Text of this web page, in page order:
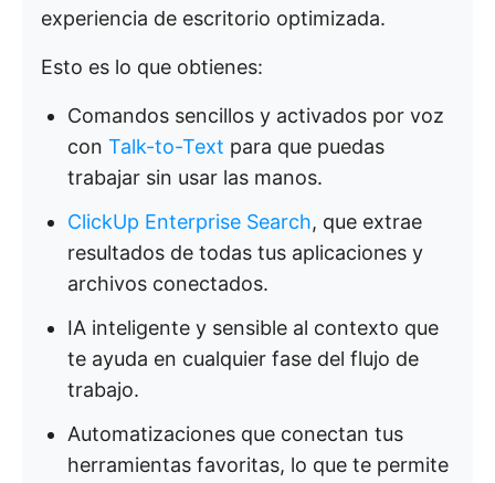
experiencia de escritorio optimizada.
Esto es lo que obtienes:
Comandos sencillos y activados por voz
con Talk-to-Text para que puedas
trabajar sin usar las manos.
ClickUp Enterprise Search, que extrae
resultados de todas tus aplicaciones y
archivos conectados.
IA inteligente y sensible al contexto que
te ayuda en cualquier fase del flujo de
trabajo.
Automatizaciones que conectan tus
herramientas favoritas, lo que te permite